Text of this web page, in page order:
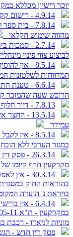
יוכר רישיון מכללא
4.9.14 - רישום קק"ל כחברה לתועלת הציבור
7.8.14 - בית
מהווה שימוש חקלאי
2.7.14 -
לביצוע צווי פינוי
המדווחות לשלטונות
6.6.14 -
הרוכש שעה שהמוכר
7.8.13 - דיור חלוף סביר איננו דיור חלוף חדש
13.5.14 -
עמידר
8.5.14 -
במגזר הערבי ללא
26.3.14 -
מקרקעין חרף קיומו
30.3.14 -
בויראת נ' הועדה
6.4.14 - אין
מוניות לניאדו - רכבת
פסק דין חדש -